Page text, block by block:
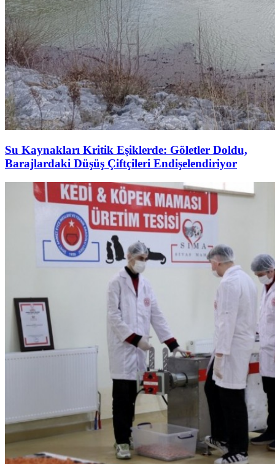
Su Kaynakları Kritik Eşiklerde: Göletler Doldu,
Barajlardaki Düşüş Çiftçileri Endişelendiriyor